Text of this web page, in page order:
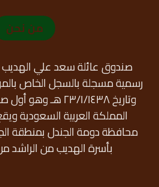
من نحن
صندوق عائلة سعد علي
وتاريخ ٢٣/١/١٤٣٨
المملكة العربية السعودية
محافظة دومة الجندل بمنطقة
بأسرة الهديب من الراشد